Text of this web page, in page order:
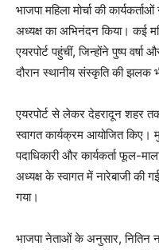
भाजपा महिला मोर्चा की
अध्यक्ष का अभिनंदन किया। कई
एयरपोर्ट पहुंचीं, जिन्होंने पुष्प
दौरान स्थानीय संस्कृति की झलक
एयरपोर्ट से लेकर देहरादून शहर तक
स्वागत कार्यक्रम आयोजित किए।
पदाधिकारी और कार्यकर्ता फूल-
अध्यक्ष के स्वागत में नारेबाजी की
गया।
भाजपा नेताओं के अनुसार, नितिन